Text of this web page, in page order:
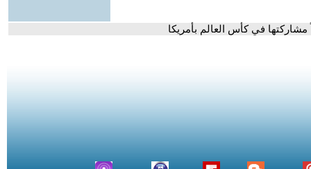
في كأس العالم بأمريكا